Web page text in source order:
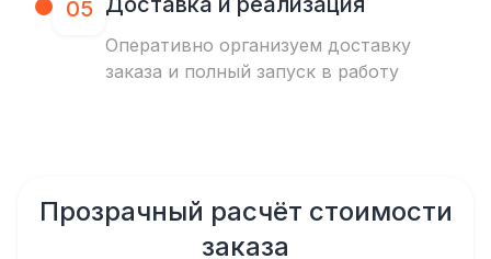
05
Оперативно организуем доставку
заказа и полный запуск в работу
Прозрачный расчёт стоимости
заказа